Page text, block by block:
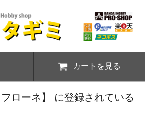
カートを見る
フローネ】 に登録されている